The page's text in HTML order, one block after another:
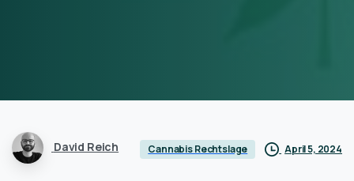
David Reich Cannabis Rechtslage April 5, 2024